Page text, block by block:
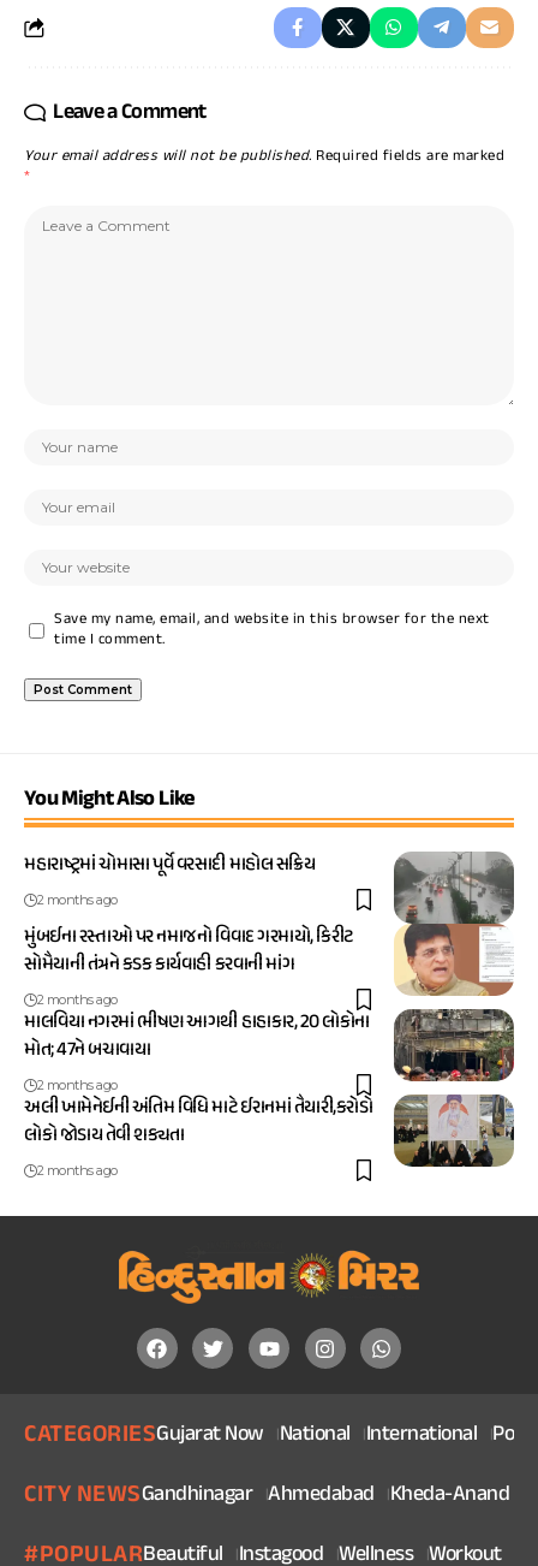
Leave a Comment
Your email address will not be published. Required fields are marked
*
Save my name, email, and website in this browser for the next
time I comment.
You Might Also Like
મહારાષ્ટ્રમાં ચોમાસા પૂર્વે વરસાદી માહોલ સક્રિય
2 months ago
મુંબઈના રસ્તાઓ પર નમાજનો વિવાદ ગરમાયો, કિરીટ
સોમૈયાની તંત્રને કડક કાર્યવાહી કરવાની માંગ
2 months ago
માલવિયા નગરમાં ભીષણ આગથી હાહાકાર, 20 લોકોના
મોત; 47ને બચાવાયા
2 months ago
અલી ખામેનેઈની અંતિમ વિધિ માટે ઈરાનમાં તૈયારી,કરોડો
લોકો જોડાય તેવી શક્યતા
2 months ago
CATEGORIESGujarat Now National International
CITY NEWSGandhinagar Ahmedabad Kheda-Anand
#POPULARBeautiful Instagood Wellness Workout